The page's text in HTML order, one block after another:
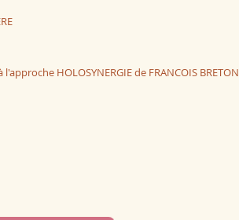
HOLOSYNERGIE de FRANCOIS BRETON